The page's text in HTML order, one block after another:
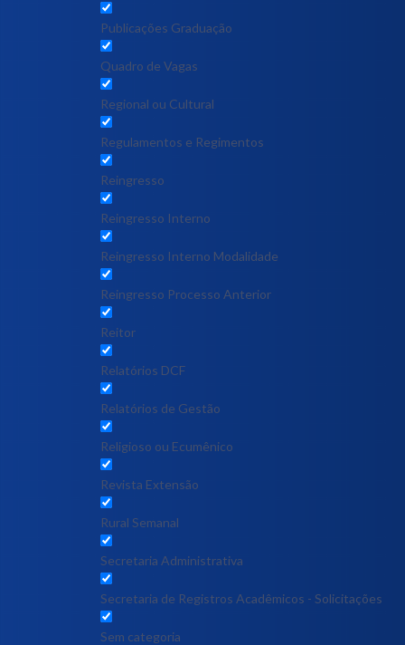
Publicações Graduação
Quadro de Vagas
Regional ou Cultural
Regulamentos e Regimentos
Reingresso
Reingresso Interno
Reingresso Interno Modalidade
Reingresso Processo Anterior
Reitor
Relatórios DCF
Relatórios de Gestão
Religioso ou Ecumênico
Revista Extensão
Rural Semanal
Secretaria Administrativa
Secretaria de Registros Acadêmicos - Solicitações
Sem categoria